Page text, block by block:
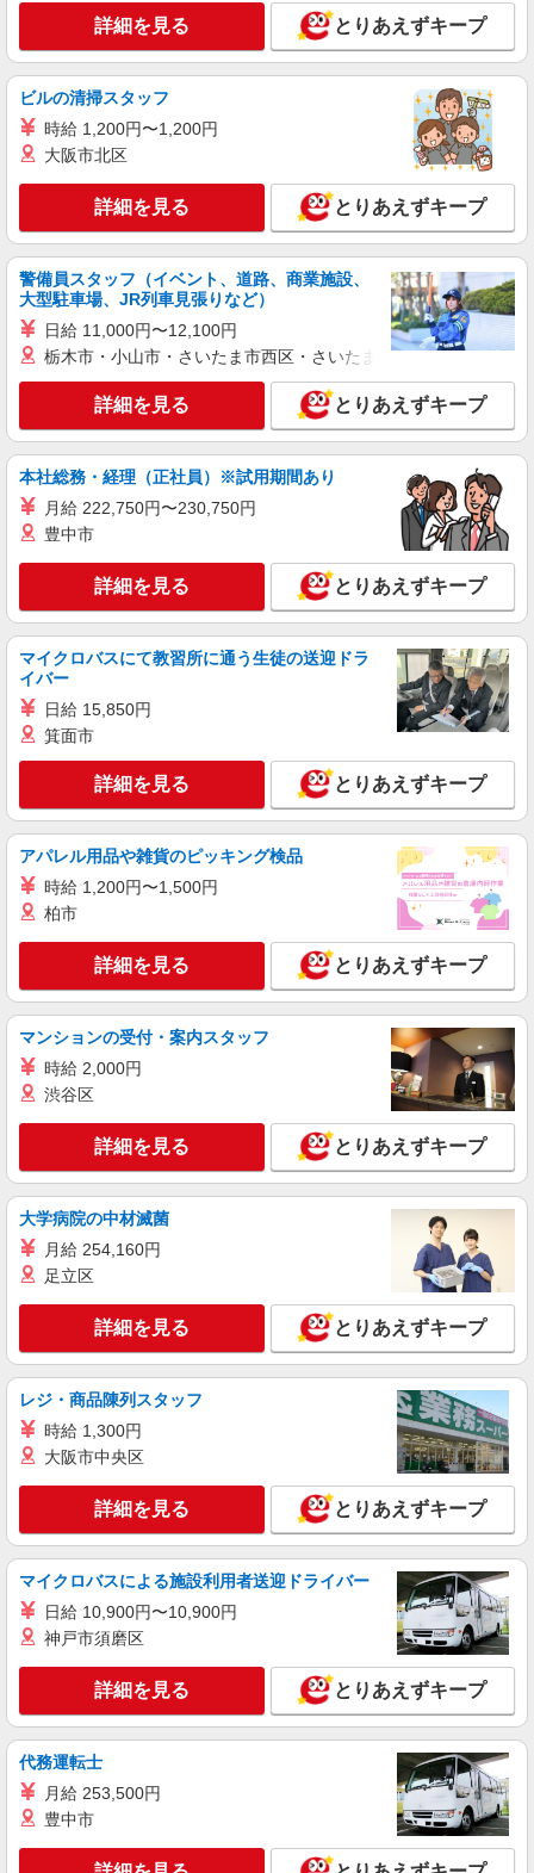
年2回 他
内での転勤の可能性があるためご了承ください。
◆エリアブロックについて◆ ※個別都道府県での
選択は不可 ・Aブロック(北海道/東北)：北海道・
青森・岩手・秋田・宮城・山形・福島 ・Bブロッ
ク(北陸)：石川・富山・福井 ・Cブロック(甲信
越)：山梨・長野・新潟 ・Dブロック(関東)：茨
城・栃木・群馬・埼玉・東京・神奈川・千葉 ・E
ブロック(東海)：静岡・愛知・岐阜・三重 ・Fブロ
ック(関西)：兵庫・京都・滋賀・大阪・奈良・和歌
山 ・Gブロック(中国/四国)：岡山・広島・山口・
鳥取・島根・香川・高知・徳島・愛媛 ・Hブロ
ック(九州/沖縄)：福岡・佐賀・大分・熊本・長
崎・宮崎・鹿児島・沖縄 ※初任地の選択は、最低
でも6都道府県は必要となります。 ※B・C・Eを
希望とする場合は最低でも2ブロックの選択が必要
となっております。
キープ 詳細を見る
正社員
株式会社日本エム・ディ・エム
医療機器営業（未経験可・第二新卒歓迎）
■月給：235,000円〜262,500円（一律手当を含
む） 月額（基本給）：215,000円〜240,000円 固
定残業手当/月：20,000円〜22,500円（固定残業時
間10時間0分/月） ※超過した時間外労働の残業手
当は追加支給 ■本配属時に住居手当（地域手当）
38,000円〜50,000円／月が付きます。 ■本配属時
の予定理論年収：4,200,000円〜4,600,000円 ■本
配属時の予定月給：273,000円〜312,500円 ※本配
属後の理論年収例 ■24歳：420万円 ■29歳：460万
円
って頂きます。(ホームオフィス制) ※基本直行直
帰で病院で営業活動をし、事務作業は自宅で行っ
て頂くというイメージ。 ※月に1度東京と長野の
中間点である甲府で、東京第三営業所のメンバー
けます。 ※初任地での勤務年数は確定していませ
ん。将来的には本人の能力やキャリアップ等を考
慮し、全国転勤の可能性があります。
キープ 詳細を見る
大同生命保険株式会社 長野支社
企業福利厚生プランナー（法人営業・保全）
月給20万円〜25万円（採用時支給額・能力に
より異なる ※当社規程による・委細面談）＋諸手
当 ※研修受講手当：8500円
長野支社 長野県長野市南千歳1-12-7 新正和
地を選べます ★各支店の住所・交通アクセス等は
ホームページよりご確認ください
キープ 詳細を見る
詳細を見る とりあえずキープ
ビルの清掃スタッフ
時給 1,200円〜1,200円
大阪市北区
詳細を見る とりあえずキープ
警備員スタッフ（イベント、道路、商業施設、
大型駐車場、JR列車見張りなど）
日給 11,000円〜12,100円
栃木市・小山市・さいたま市西区・さいたま市岩槻区・久喜市・
詳細を見る とりあえずキープ
本社総務・経理（正社員）※試用期間あり
月給 222,750円〜230,750円
豊中市
詳細を見る とりあえずキープ
マイクロバスにて教習所に通う生徒の送迎ドラ
イバー
日給 15,850円
箕面市
詳細を見る とりあえずキープ
アパレル用品や雑貨のピッキング検品
時給 1,200円〜1,500円
柏市
詳細を見る とりあえずキープ
マンションの受付・案内スタッフ
時給 2,000円
渋谷区
詳細を見る とりあえずキープ
大学病院の中材滅菌
月給 254,160円
足立区
詳細を見る とりあえずキープ
レジ・商品陳列スタッフ
時給 1,300円
大阪市中央区
詳細を見る とりあえずキープ
マイクロバスによる施設利用者送迎ドライバー
日給 10,900円〜10,900円
神戸市須磨区
詳細を見る とりあえずキープ
代務運転士
月給 253,500円
豊中市